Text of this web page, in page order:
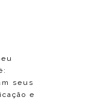
seus
e